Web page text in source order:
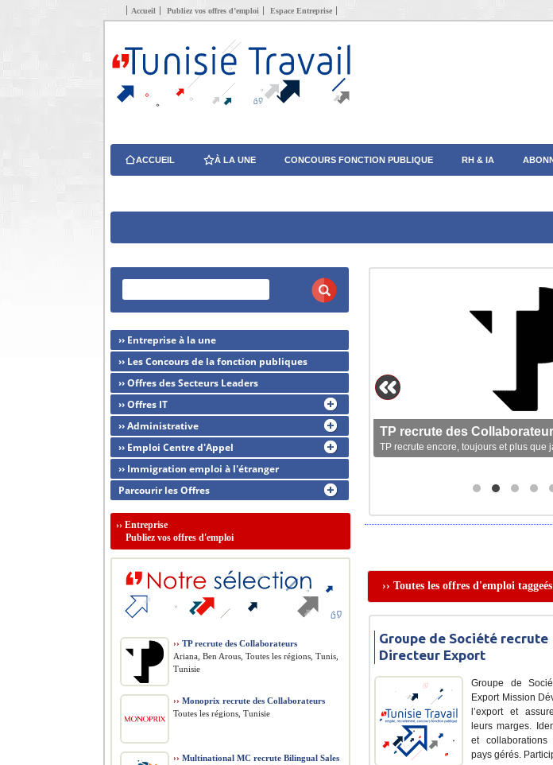
Accueil Publiez vos offres d’emploi Espace Entreprise
ACCUEIL À LA UNE CONCOURS FONCTION PUBLIQUE RH & IA
TP recrute des
TP recrute encore, toujours et plus que
›› Toutes les offres d'emploi
Groupe de Société recrute
Directeur Export
Groupe de
Export Mission
l’export et
leurs marges.
et
pays gérés.
›› Entreprise à la une
›› Les Concours de la fonction publiques
›› Offres des Secteurs Leaders
›› Offres IT
›› Administrative
›› Emploi Centre d'Appel
›› Immigration emploi à l'étranger
Parcourir les Offres
›› Entreprise
Publiez vos offres d'emploi
›› TP recrute des Collaborateurs
Ariana, Ben Arous, Toutes les régions, Tunis,
Tunisie
›› Monoprix recrute des Collaborateurs
Toutes les régions, Tunisie
›› Multinational MC recrute Bilingual Sales